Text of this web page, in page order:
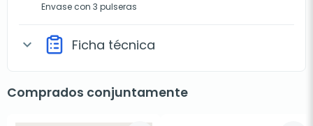
Envase con 3 pulseras
expand_more Ficha técnica
Comprados conjuntamente